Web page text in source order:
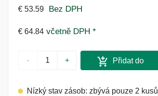
€ 53.59 Bez DPH
€ 64.84 včetně DPH *
- +
Přidat do
Nízký stav zásob: zbývá pouze 2 kusů